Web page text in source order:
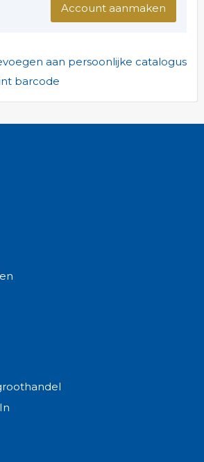
Account aanmaken
aan persoonlijke catalogus
barcode